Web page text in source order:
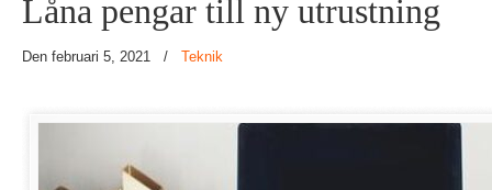
Låna pengar till ny utrustning
Den februari 5, 2021 / Teknik